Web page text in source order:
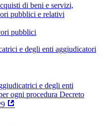
di beni e servizi,
pubblici e relativi
pubblici
e degli enti aggiudicatori
e degli enti
ogni procedura Decreto